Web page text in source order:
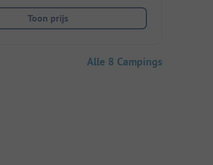
Toon prijs
Alle 8 Campings